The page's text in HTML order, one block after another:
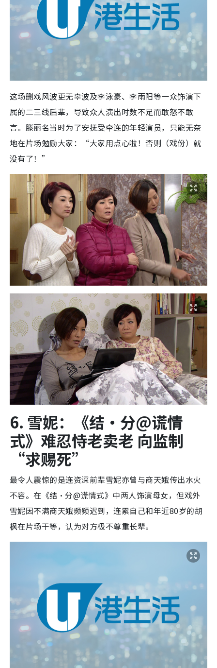
这场删戏风波更无辜波及李泳豪、李雨阳等一众饰演下
属的二三线后辈，导致众人演出时数不足而敢怒不敢
言。滕丽名当时为了安抚受牵连的年轻演员，只能无奈
地在片场勉励大家：“大家用点心啦！否则（戏份）就
没有了！”
6. 雪妮：《结·分@谎情
式》难忍恃老卖老 向监制
“求赐死”
最令人震惊的是连资深前辈雪妮亦曾与商天娥传出水火
不容。在《结·分@谎情式》中两人饰演母女，但戏外
雪妮因不满商天娥频频迟到，连累自己和年近80岁的胡
枫在片场干等，认为对方极不尊重长辈。